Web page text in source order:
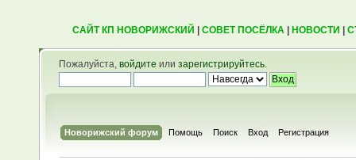
САЙТ КП НОВОРИЖСКИЙ СОВЕТ ПОСЁЛКА| НОВОСТИ
Пожалуйста, войдите или зарегистрируйтесь.
Новорижский форум Помощь Поиск Вход Регистрация